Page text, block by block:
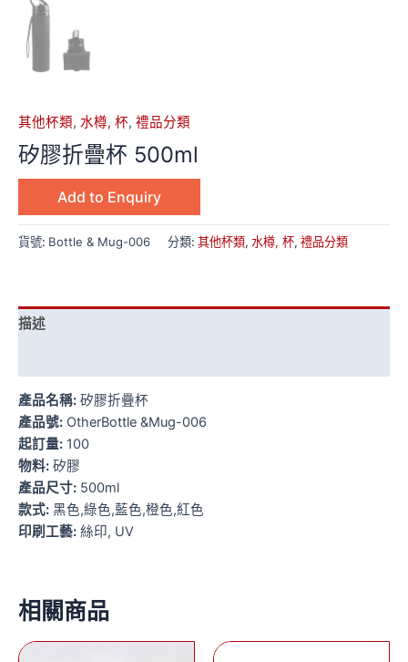
其他杯類, 水樽, 杯, 禮品分類
矽膠折疊杯 500ml
Add to Enquiry
貨號: Bottle & Mug-006 分類: 其他杯類, 水樽, 杯, 禮品分類
描述
產品名稱: 矽膠折疊杯
產品號: OtherBottle &Mug-006
起訂量: 100
物料: 矽膠
產品尺寸: 500ml
款式: 黑色,綠色,藍色,橙色,紅色
印刷工藝: 絲印, UV
相關商品